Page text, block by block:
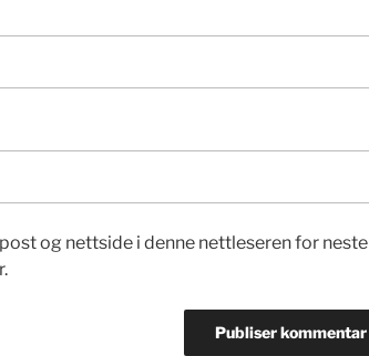
og nettside i denne nettleseren for neste